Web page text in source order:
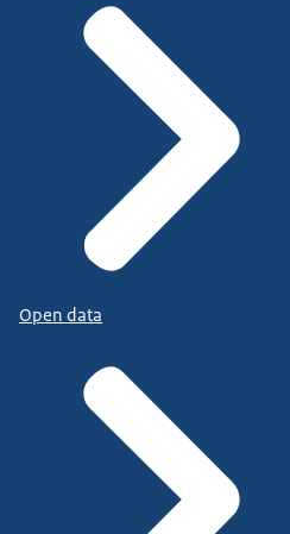
Open data